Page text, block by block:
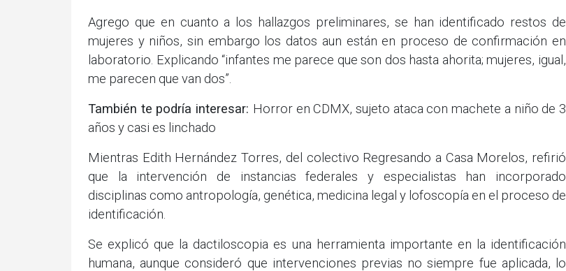
Agrego que en cuanto a los hallazgos preliminares, se han identificado restos de
mujeres y niños, sin embargo los datos aun están en proceso de confirmación en
laboratorio. Explicando “infantes me parece que son dos hasta ahorita; mujeres, igual,
me parecen que van dos”.
También te podría interesar: Horror en CDMX, sujeto ataca con machete a niño de 3
años y casi es linchado
Mientras Edith Hernández Torres, del colectivo Regresando a Casa Morelos, refirió
que la intervención de instancias federales y especialistas han incorporado
disciplinas como antropología, genética, medicina legal y lofoscopía en el proceso de
identificación.
Se explicó que la dactiloscopia es una herramienta importante en la identificación
humana, aunque consideró que intervenciones previas no siempre fue aplicada, lo